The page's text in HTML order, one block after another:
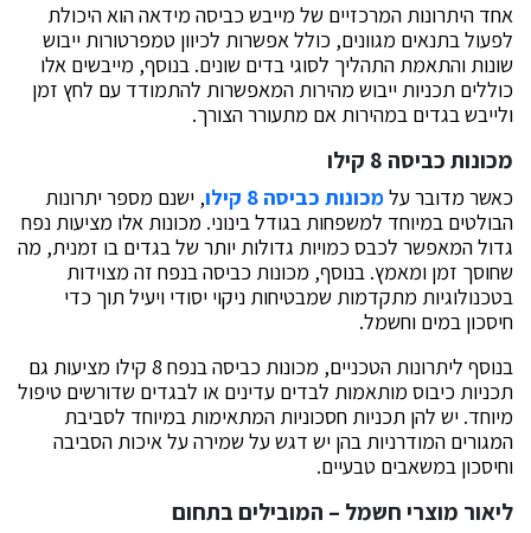
אחד היתרונות המרכזיים של מייבש כביסה מידאה הוא היכולת
לפעול בתנאים מגוונים, כולל אפשרות לכיוון טמפרטורות ייבוש
שונות והתאמת התהליך לסוגי בדים שונים. בנוסף, מייבשים אלו
כוללים תכניות ייבוש מהירות המאפשרות להתמודד עם לחץ זמן
ולייבש בגדים במהירות אם מתעורר הצורך.
מכונות כביסה 8 קילו
כאשר מדובר עלמכונות כביסה 8 קילו
, ישנם מספר יתרונות
הבולטים במיוחד למשפחות בגודל בינוני. מכונות אלו מציעות נפח
גדול המאפשר לכבס כמויות גדולות יותר של בגדים בו זמנית, מה
שחוסך זמן ומאמץ. בנוסף, מכונות כביסה בנפח זה מצוידות
בטכנולוגיות מתקדמות שמבטיחות ניקוי יסודי ויעיל תוך כדי
חיסכון במים וחשמל.
בנוסף ליתרונות הטכניים, מכונות כביסה בנפח 8 קילו מציעות גם
תכניות כיבוס מותאמות לבדים עדינים או לבגדים שדורשים טיפול
מיוחד. יש להן תכניות חסכוניות המתאימות במיוחד לסביבת
המגורים המודרניות בהן יש דגש על שמירה על איכות הסביבה
וחיסכון במשאבים טבעיים.
ליאור מוצרי חשמל – המובילים בתחום